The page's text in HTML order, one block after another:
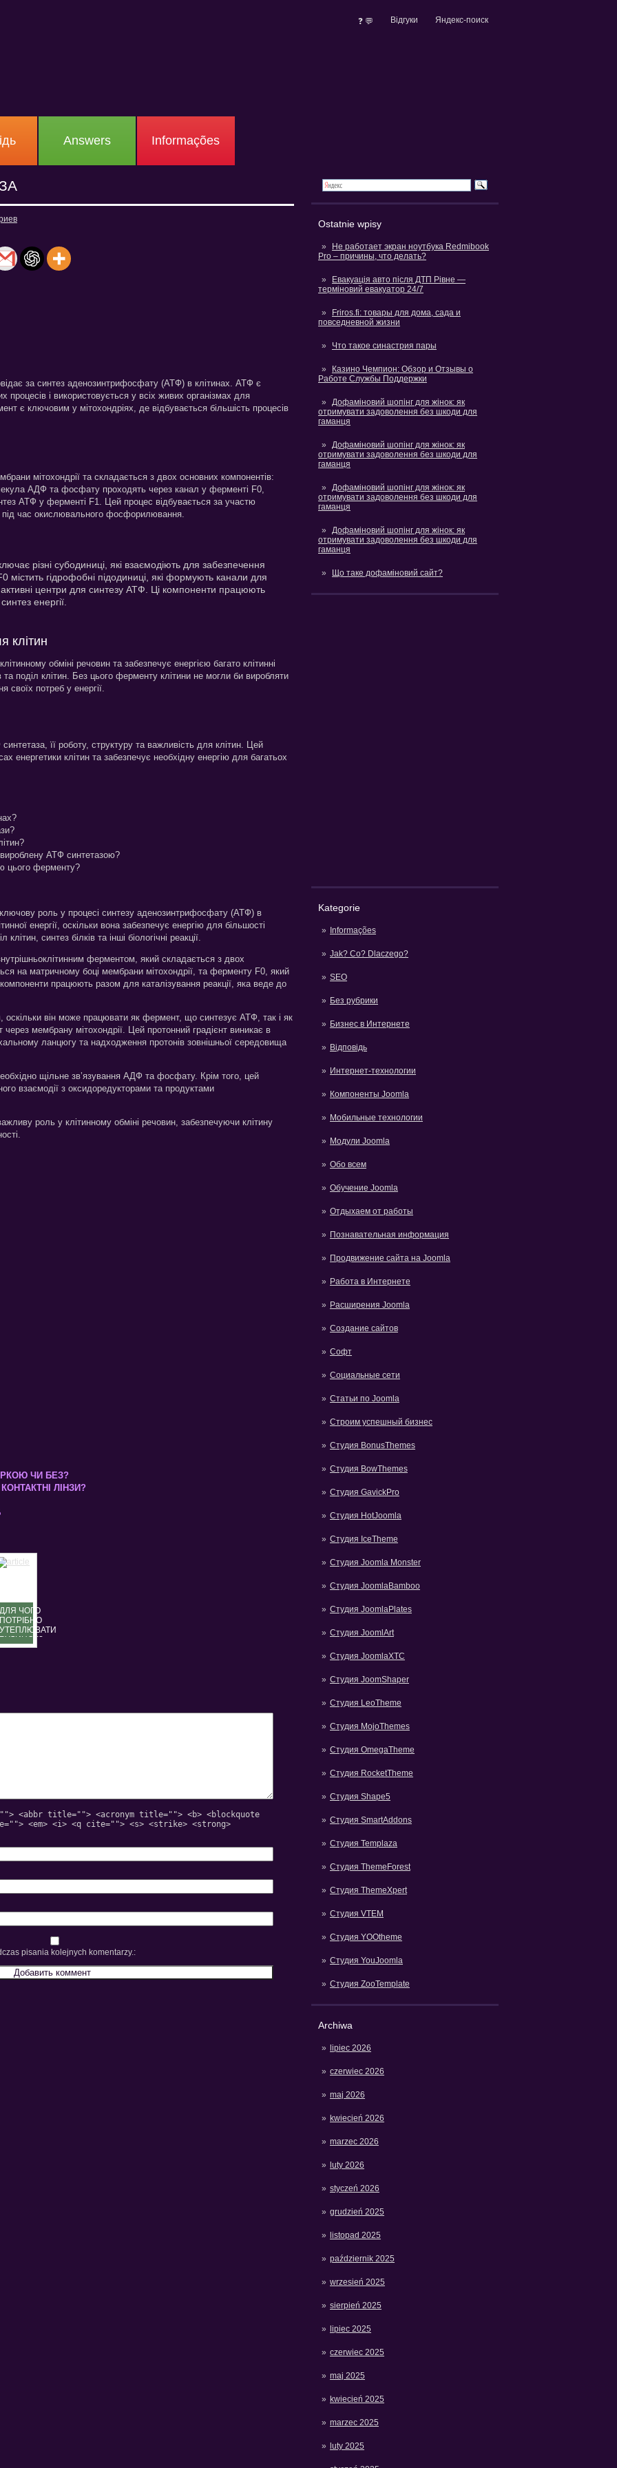
❓ 💬 Відгуки Яндекс-поиск
Answers Informações
Ostatnie wpisy
Не работает экран ноутбука Redmibook
Pro – причины, что делать?
Евакуація авто після ДТП Рівне —
терміновий евакуатор 24/7
Friros.fi: товары для дома, сада и
повседневной жизни
Что такое синастрия пары
Казино Чемпион: Обзор и Отзывы о
Работе Службы Поддержки
Дофаміновий шопінг для жінок: як
отримувати задоволення без шкоди для
гаманця
Дофаміновий шопінг для жінок: як
отримувати задоволення без шкоди для
гаманця
Дофаміновий шопінг для жінок: як
отримувати задоволення без шкоди для
гаманця
Дофаміновий шопінг для жінок: як
отримувати задоволення без шкоди для
гаманця
Що таке дофаміновий сайт?
Kategorie
Informações
Jak? Co? Dlaczego?
SEO
Без рубрики
Бизнес в Интернете
Відповідь
Интернет-технологии
Компоненты Joomla
Мобильные технологии
Модули Joomla
Обо всем
Обучение Joomla
Отдыхаем от работы
Познавательная информация
Продвижение сайта на Joomla
Работа в Интернете
Расширения Joomla
Создание сайтов
Софт
Социальные сети
Статьи по Joomla
Строим успешный бизнес
Студия BonusThemes
Студия BowThemes
Студия GavickPro
Студия HotJoomla
Студия IceTheme
Студия Joomla Monster
Студия JoomlaBamboo
Студия JoomlaPlates
Студия JoomlArt
Студия JoomlaXTC
Студия JoomShaper
Студия LeoTheme
Студия MojoThemes
Студия OmegaTheme
Студия RocketTheme
Студия Shape5
Студия SmartAddons
Студия Templaza
Студия ThemeForest
Студия ThemeXpert
Студия VTEM
Студия YOOtheme
Студия YouJoomla
Студия ZooTemplate
Archiwa
lipiec 2026
czerwiec 2026
maj 2026
kwiecień 2026
marzec 2026
luty 2026
styczeń 2026
grudzień 2025
listopad 2025
październik 2025
wrzesień 2025
sierpień 2025
lipiec 2025
czerwiec 2025
maj 2025
kwiecień 2025
marzec 2025
luty 2025
за синтез аденозинтрифосфату (АТФ) в клітинах. АТФ є
процесів і використовується у всіх живих організмах для
є ключовим у мітохондріях, де відбувається більшість процесів
мітохондрії та складається з двох основних компонентів:
АДФ та фосфату проходять через канал у ферменті F0,
АТФ у ферменті F1. Цей процес відбувається за участю
під час окислювального фосфорилювання.
різні субодиниці, які взаємодіють для забезпечення
гідрофобні підодиниці, які формують канали для
центри для синтезу АТФ. Ці компоненти працюють
енергії.
клітин
обміні речовин та забезпечує енергією багато клітинні
та поділ клітин. Без цього ферменту клітини не могли би виробляти
своїх потреб у енергії.
її роботу, структуру та важливість для клітин. Цей
енергетики клітин та забезпечує необхідну енергію для багатьох
АТФ синтетазою?
цього ферменту?
роль у процесі синтезу аденозинтрифосфату (АТФ) в
енергії, оскільки вона забезпечує енергію для більшості
синтез білків та інші біологічні реакції.
ферментом, який складається з двох
на матричному боці мембрани мітохондрії, та ферменту F0, який
працюють разом для каталізування реакції, яка веде до
він може працювати як фермент, що синтезує АТФ, так і як
мембрану мітохондрії. Цей протонний градієнт виникає в
ланцюгу та надходження протонів зовнішньої середовища
щільне зв’язування АДФ та фосфату. Крім того, цей
взаємодії з оксидоредукторами та продуктами
роль у клітинному обміні речовин, забезпечуючи клітину
ЧИ БЕЗ?
ЛІНЗИ?
ДЛЯ ЧОГО
ПОТРІБНО
УТЕПЛЮВАТИ
БУДИНОК?
<abbr title=""> <acronym title=""> <b> <blockquote
<em> <i> <q cite=""> <s> <strike> <strong>
pisania kolejnych komentarzy.